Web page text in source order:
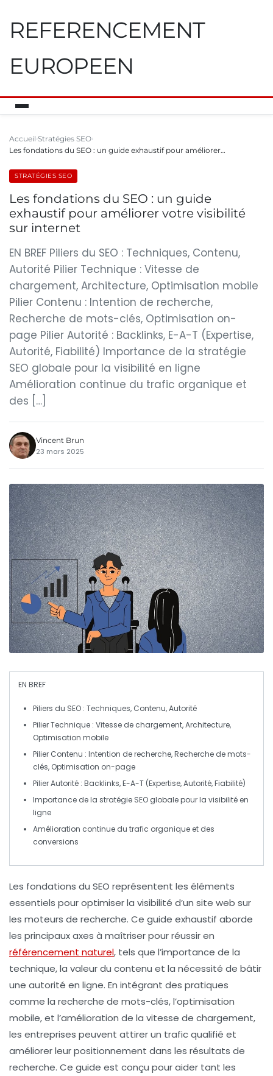
REFERENCEMENT
EUROPEEN
Accueil Stratégies SEO
Les fondations du SEO : un guide exhaustif pour améliorer…
STRATÉGIES SEO
Les fondations du SEO : un guide
exhaustif pour améliorer votre visibilité
sur internet
EN BREF Piliers du SEO : Techniques, Contenu,
Autorité Pilier Technique : Vitesse de
chargement, Architecture, Optimisation mobile
Pilier Contenu : Intention de recherche,
Recherche de mots-clés, Optimisation on-
page Pilier Autorité : Backlinks, E-A-T (Expertise,
Autorité, Fiabilité) Importance de la stratégie
SEO globale pour la visibilité en ligne
Amélioration continue du trafic organique et
des […]
Vincent Brun
23 mars 2025
EN BREF
Piliers du SEO : Techniques, Contenu, Autorité
Pilier Technique : Vitesse de chargement, Architecture,
Optimisation mobile
Pilier Contenu : Intention de recherche, Recherche de mots-
clés, Optimisation on-page
Pilier Autorité : Backlinks, E-A-T (Expertise, Autorité, Fiabilité)
Importance de la stratégie SEO globale pour la visibilité en
ligne
Amélioration continue du trafic organique et des
conversions
Les fondations du SEO représentent les éléments
essentiels pour optimiser la visibilité d’un site web sur
les moteurs de recherche. Ce guide exhaustif aborde
les principaux axes à maîtriser pour réussir en
référencement naturel, tels que l’importance de la
technique, la valeur du contenu et la nécessité de bâtir
une autorité en ligne. En intégrant des pratiques
comme la recherche de mots-clés, l’optimisation
mobile, et l’amélioration de la vitesse de chargement,
les entreprises peuvent attirer un trafic qualifié et
améliorer leur positionnement dans les résultats de
recherche. Ce guide est conçu pour aider tant les